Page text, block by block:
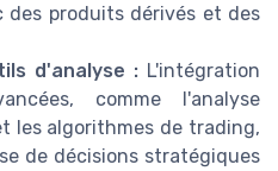
des produits dérivés et des
d'analyse : L'intégration
comme l'analyse
les algorithmes de trading,
de décisions stratégiques